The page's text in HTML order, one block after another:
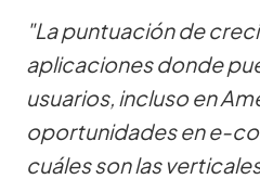
"La puntuación de
aplicaciones donde
usuarios, incluso en
oportunidades en e-
cuáles son las